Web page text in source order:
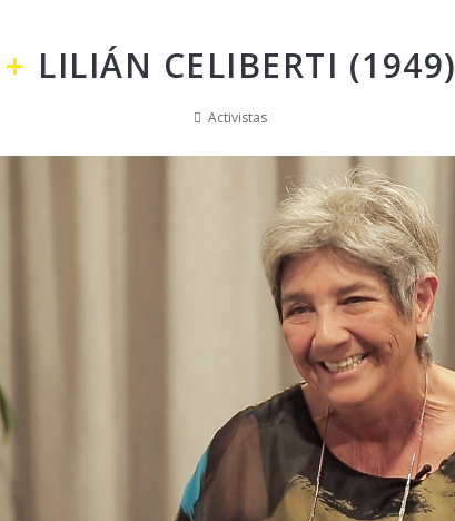
LILIÁN CELIBERTI (1949)
Activistas